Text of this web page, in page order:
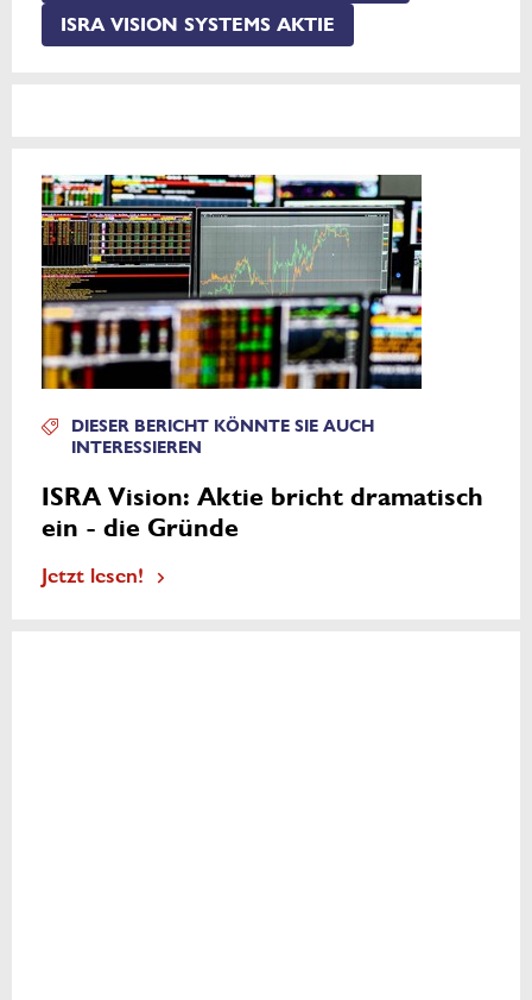
ISRA VISION SYSTEMS AKTIE
DIESER BERICHT KÖNNTE SIE AUCH
INTERESSIEREN
ISRA Vision: Aktie bricht dramatisch
ein - die Gründe
Jetzt lesen!